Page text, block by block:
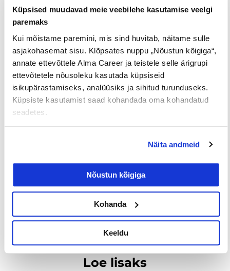
Küpsised muudavad meie veebilehe kasutamise veelgi
paremaks
Kui mõistame paremini, mis sind huvitab, näitame sulle
asjakohasemat sisu. Klõpsates nuppu „Nõustun kõigiga“,
annate ettevõttele Alma Career ja teistele selle ärigrupi
ettevõtetele nõusoleku kasutada küpsiseid
isikupärastamiseks, analüüsiks ja sihitud turunduseks.
Küpsiste kasutamist saad kohandada oma kohandatud
seadetes.
Näita andmeid
Nõustun kõigiga
Kohanda
Keeldu
Tööpakkumised € Avaliku
palgaga töö
Kaugtöö ja
kodukontor
Palk alates
2500€
Lisateenimise
võimalus
Töö
EELMINE JÄRGMINE
Loe lisaks